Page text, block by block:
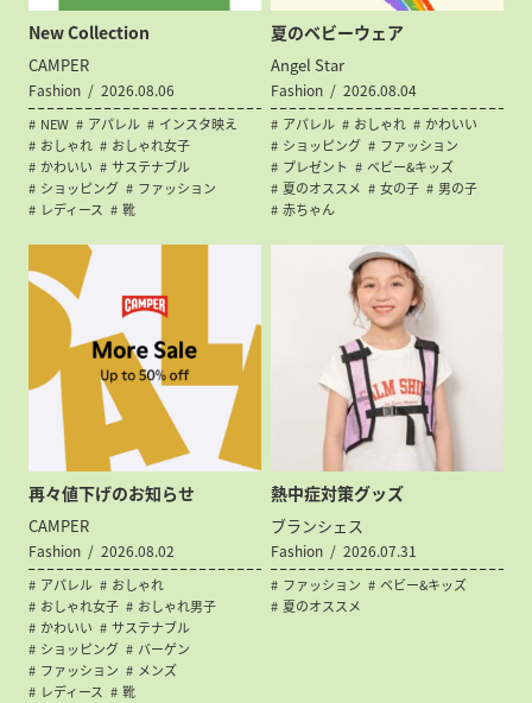
New Collection
CAMPER
Fashion 2026.08.06
NEW アパレル
インスタ映え
おしゃれ
おしゃれ女子
かわいい
サステナブル
ショッピング
ファッション
レディース
靴
夏のベビーウェア
Angel Star
Fashion 2026.08.04
アパレル おしゃれ
かわいい
ショッピング
ファッション
プレゼント
ベビー&キッズ
夏のオススメ
女の子
男の子
赤ちゃん
再々値下げのお知らせ
CAMPER
Fashion 2026.08.02
アパレル
おしゃれ
おしゃれ女子
おしゃれ男子
かわいい
サステナブル
ショッピング
バーゲン
ファッション
メンズ
レディース
靴
熱中症対策グッズ
ブランシェス
Fashion 2026.07.31
ファッション
ベビー&キッズ
夏のオススメ